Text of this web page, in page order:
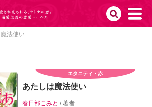
法使い
エタニティ・赤
あたしは魔法使い
春日部こみと/ 著者